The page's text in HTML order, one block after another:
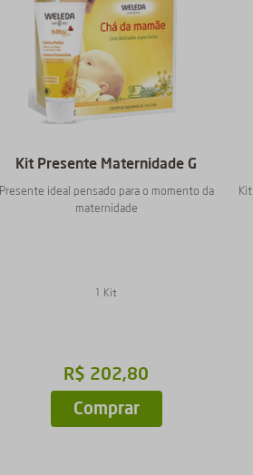
Kit Presente Maternidade G
Presente ideal pensado para o momento da
maternidade
1 Kit
R$ 202,80
Comprar